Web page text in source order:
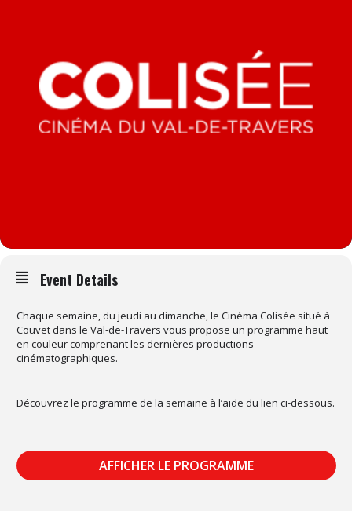
Event Details
Chaque semaine, du jeudi au dimanche, le Cinéma Colisée situé à
Couvet dans le Val-de-Travers vous propose un programme haut
en couleur comprenant les dernières productions
cinématographiques.
Découvrez le programme de la semaine à l’aide du lien ci-dessous.
AFFICHER LE PROGRAMME